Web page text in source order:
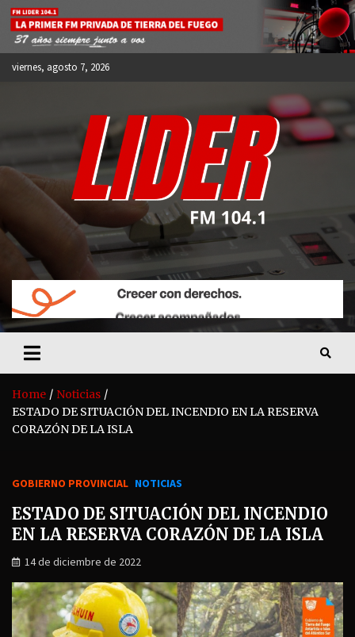
Skip
content
viernes, agosto 7, 2026
FM LIDER 104.1
Home
Noticias
ESTADO DE SITUACIÓN DEL INCENDIO EN LA RESERVA
CORAZÓN DE LA ISLA
GOBIERNO PROVINCIAL NOTICIAS
ESTADO DE SITUACIÓN DEL INCENDIO
EN LA RESERVA CORAZÓN DE LA ISLA
14 de diciembre de 2022